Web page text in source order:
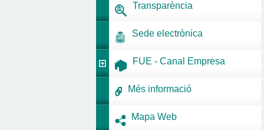
Transparència
Sede electrònica
FUE - Canal Empresa
Més informació
Mapa Web